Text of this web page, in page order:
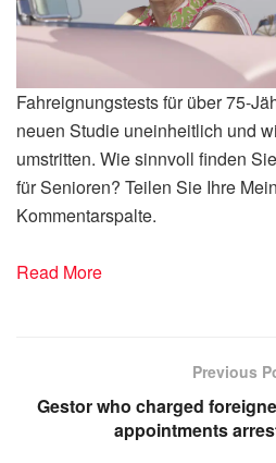
Fahreignungstests für über 75-
neuen Studie uneinheitlich und
umstritten. Wie sinnvoll finden
für Senioren? Teilen Sie Ihre
Kommentarspalte.
Read More
Previous
Gestor who charged
appointments